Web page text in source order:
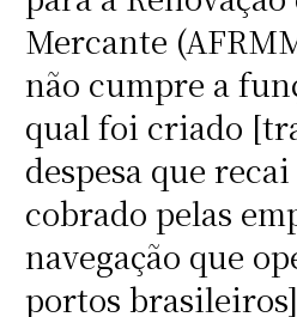
Mercante
não cumpre a
qual foi criado
despesa que
cobrado pelas
navegação que
portos